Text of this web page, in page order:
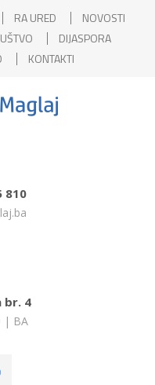
RA URED
NOVOSTI
DIJASPORA
KONTAKTI
810
br. 4
| BA